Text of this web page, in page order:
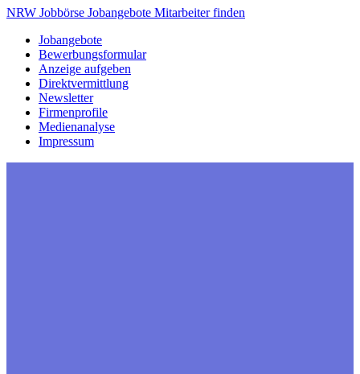
NRW Jobbörse Jobangebote Mitarbeiterfinden
Jobangebote
Bewerbungsformular
Anzeige aufgeben
Direktvermittlung
Newsletter
Firmenprofile
Medienanalyse
Impressum